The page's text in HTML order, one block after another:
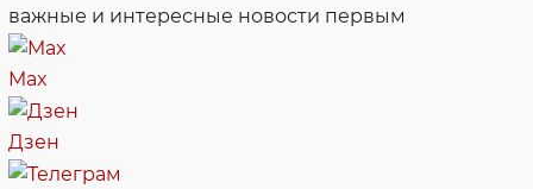
важные и интересные новости первым
Max
Дзен